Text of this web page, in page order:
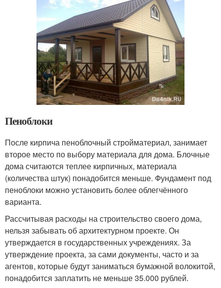
Пеноблоки
После кирпича пеноблочный стройматериал, занимает
второе место по выбору материала для дома. Блочные
дома считаются теплее кирпичных, материала
(количества штук) понадобится меньше. Фундамент под
пеноблоки можно установить более облегчённого
варианта.
Рассчитывая расходы на строительство своего дома,
нельзя забывать об архитектурном проекте. Он
утверждается в государственных учреждениях. За
утверждение проекта, за сами документы, часто и за
агентов, которые будут заниматься бумажной волокитой,
понадобится заплатить не меньше 35.000 рублей.